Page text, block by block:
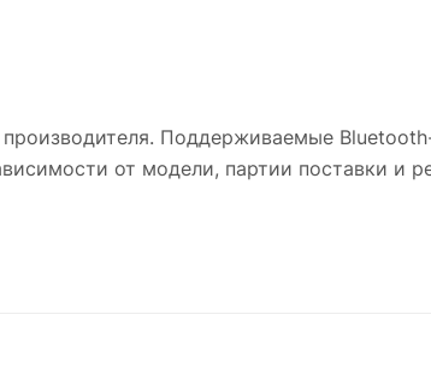
Поддерживаемые
от модели, партии поставки и